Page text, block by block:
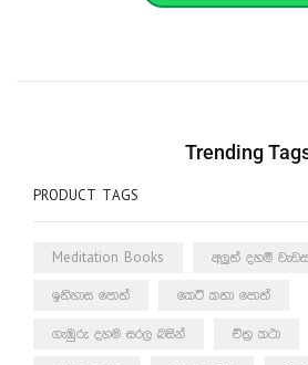
Trending
PRODUCT TAGS
Meditation Books අලුත් දහම්
ඉතිහාස පොත් කෙටි කතා පොත්
ගැඹුරු දහම සරල බසින් චිත්‍ර කථා